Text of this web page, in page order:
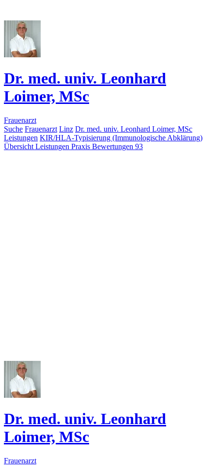
Dr. med. univ. Leonhard
Loimer, MSc
Frauenarzt
Suche Frauenarzt Linz Dr. med. univ. Leonhard Loimer, MSc
Leistungen KIR/HLA-Typisierung (Immunologische Abklärung)
Übersicht Leistungen Praxis Bewertungen 93
Dr. med. univ. Leonhard
Loimer, MSc
Frauenarzt